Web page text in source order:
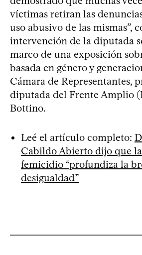
víctimas retiran las
uso abusivo de las mismas”,
intervención de la diputada
marco de una exposición
basada en género y
Cámara de Representantes,
diputada del Frente Amplio
Bottino.
Leé el artículo completo:
Cabildo Abierto dijo que
femicidio “profundiza la
desigualdad”